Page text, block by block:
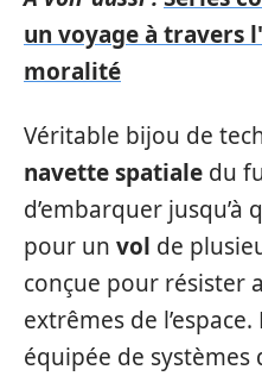
un voyage à travers
moralité
Véritable bijou de
navette spatiale du
d’embarquer
pour un vol de
conçue pour résister
extrêmes de l’espace.
équipée de